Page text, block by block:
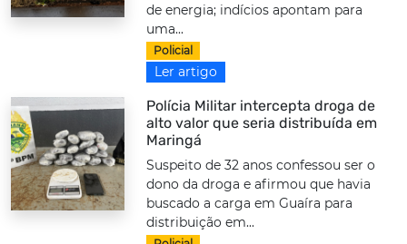
de energia; indícios apontam para
uma...
Policial
Ler artigo
Polícia Militar intercepta droga de
alto valor que seria distribuída em
Maringá
Suspeito de 32 anos confessou ser o
dono da droga e afirmou que havia
buscado a carga em Guaíra para
distribuição em...